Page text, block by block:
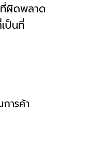
ที่ผิดพลาด
ป็นที่
ารค้า